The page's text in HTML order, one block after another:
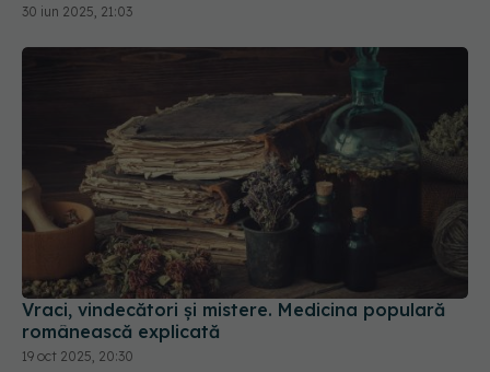
30 iun 2025, 21:03
Vraci, vindecători și mistere. Medicina populară
românească explicată
19 oct 2025, 20:30